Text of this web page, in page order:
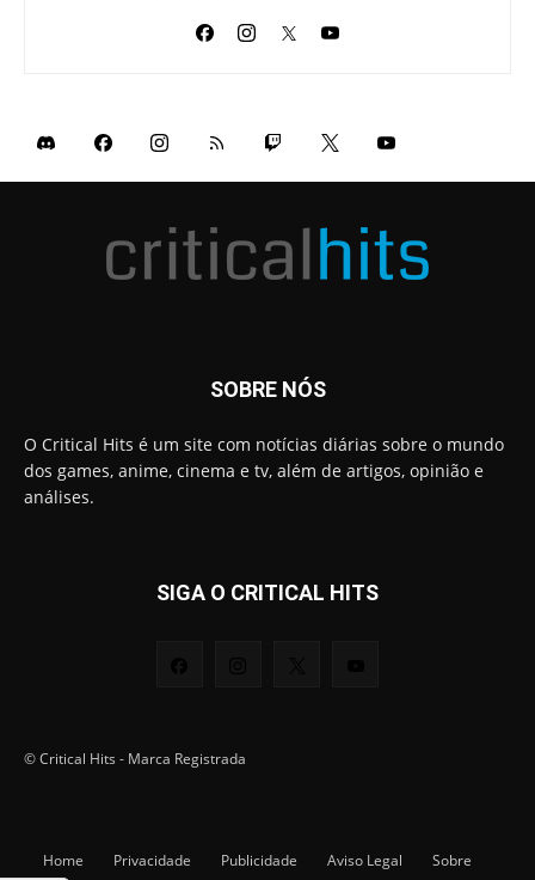
SOBRE NÓS
O Critical Hits é um site com notícias diárias sobre o mundo
dos games, anime, cinema e tv, além de artigos, opinião e
análises.
SIGA O CRITICAL HITS
© Critical Hits - Marca Registrada
Home Privacidade Publicidade Aviso Legal
Sobre